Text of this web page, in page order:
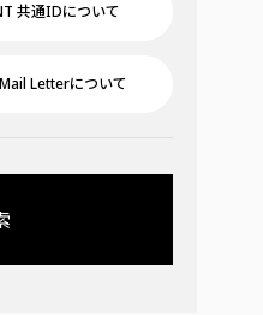
共通IDについて
Letterについて